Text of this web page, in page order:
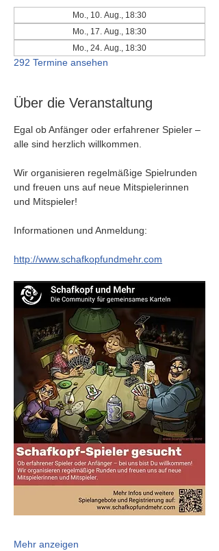
Mo., 10. Aug., 18:30
Mo., 17. Aug., 18:30
Mo., 24. Aug., 18:30
292 Termine ansehen
Über die Veranstaltung
Egal ob Anfänger oder erfahrener Spieler –
alle sind herzlich willkommen.
Wir organisieren regelmäßige Spielrunden
und freuen uns auf neue Mitspielerinnen
und Mitspieler!
Informationen und Anmeldung:
http://www.schafkopfundmehr.com
Mehr anzeigen